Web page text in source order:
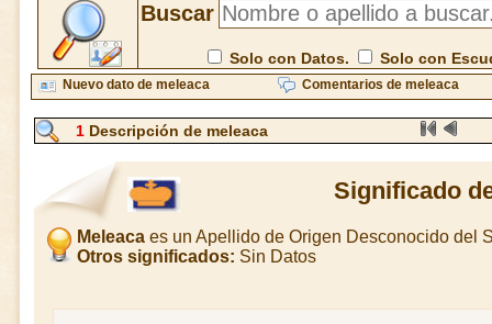
Buscar
Solo con Datos. Solo con
Nuevo dato de meleaca Comentarios de meleaca
1 Descripción de meleaca
Significado
Meleacaes un Apellido de Origen Desconocido del
Otros significados: Sin Datos